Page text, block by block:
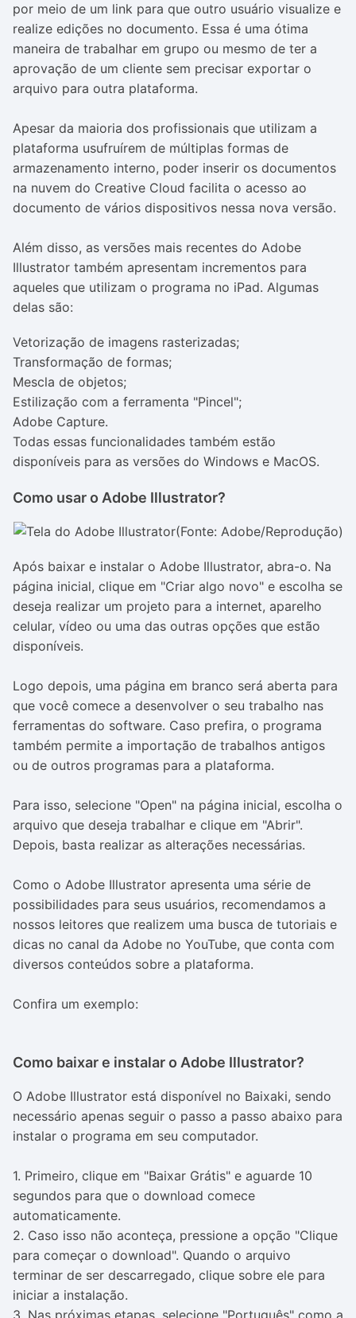
por meio de um link para que outro usuário visualize e
realize edições no documento. Essa é uma ótima
maneira de trabalhar em grupo ou mesmo de ter a
aprovação de um cliente sem precisar exportar o
arquivo para outra plataforma.
Apesar da maioria dos profissionais que utilizam a
plataforma usufruírem de múltiplas formas de
armazenamento interno, poder inserir os documentos
na nuvem do Creative Cloud facilita o acesso ao
documento de vários dispositivos nessa nova versão.
Além disso, as versões mais recentes do Adobe
Illustrator também apresentam incrementos para
aqueles que utilizam o programa no iPad. Algumas
delas são:
Vetorização de imagens rasterizadas;
Transformação de formas;
Mescla de objetos;
Estilização com a ferramenta "Pincel";
Adobe Capture.
Todas essas funcionalidades também estão
disponíveis para as versões do Windows e MacOS.
Como usar o Adobe Illustrator?
(Fonte: Adobe/Reprodução)
Após baixar e instalar o Adobe Illustrator, abra-o. Na
página inicial, clique em "Criar algo novo" e escolha se
deseja realizar um projeto para a internet, aparelho
celular, vídeo ou uma das outras opções que estão
disponíveis.
Logo depois, uma página em branco será aberta para
que você comece a desenvolver o seu trabalho nas
ferramentas do software. Caso prefira, o programa
também permite a importação de trabalhos antigos
ou de outros programas para a plataforma.
Para isso, selecione "Open" na página inicial, escolha o
arquivo que deseja trabalhar e clique em "Abrir".
Depois, basta realizar as alterações necessárias.
Como o Adobe Illustrator apresenta uma série de
possibilidades para seus usuários, recomendamos a
nossos leitores que realizem uma busca de tutoriais e
dicas no canal da Adobe no YouTube, que conta com
diversos conteúdos sobre a plataforma.
Confira um exemplo:
Como baixar e instalar o Adobe Illustrator?
O Adobe Illustrator está disponível no Baixaki, sendo
necessário apenas seguir o passo a passo abaixo para
instalar o programa em seu computador.
1. Primeiro, clique em "Baixar Grátis" e aguarde 10
segundos para que o download comece
automaticamente.
2. Caso isso não aconteça, pressione a opção "Clique
para começar o download". Quando o arquivo
terminar de ser descarregado, clique sobre ele para
iniciar a instalação.
3. Nas próximas etapas, selecione "Português" como a